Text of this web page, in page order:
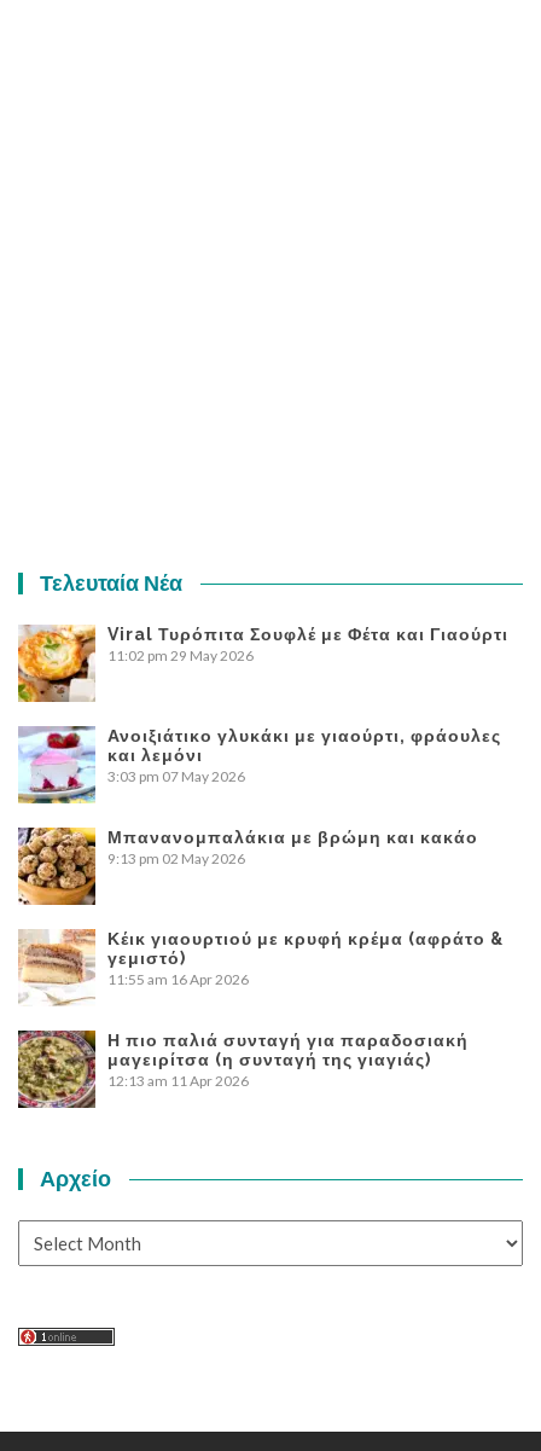
Τελευταία Νέα
Viral Τυρόπιτα Σουφλέ με Φέτα και Γιαούρτι
11:02 pm 29 May 2026
Ανοιξιάτικο γλυκάκι με γιαούρτι, φράουλες
και λεμόνι
3:03 pm 07 May 2026
Μπανανομπαλάκια με βρώμη και κακάο
9:13 pm 02 May 2026
Κέικ γιαουρτιού με κρυφή κρέμα (αφράτο &
γεμιστό)
11:55 am 16 Apr 2026
Η πιο παλιά συνταγή για παραδοσιακή
μαγειρίτσα (η συνταγή της γιαγιάς)
12:13 am 11 Apr 2026
Αρχείο
Αρχείο